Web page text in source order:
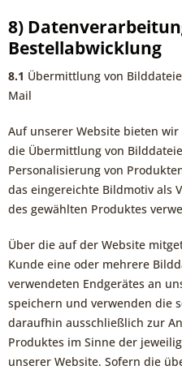
8)
Bestellabwicklung
8.1 Übermittlung von
Mail
Auf unserer Website bieten
die Übermittlung von
Personalisierung von
das eingereichte Bildmotiv als
des gewählten Produktes
Über die auf der Website
Kunde eine oder mehrere
verwendeten Endgerätes an
speichern und verwenden die
daraufhin ausschließlich zur
Produktes im Sinne der
unserer Website. Sofern die